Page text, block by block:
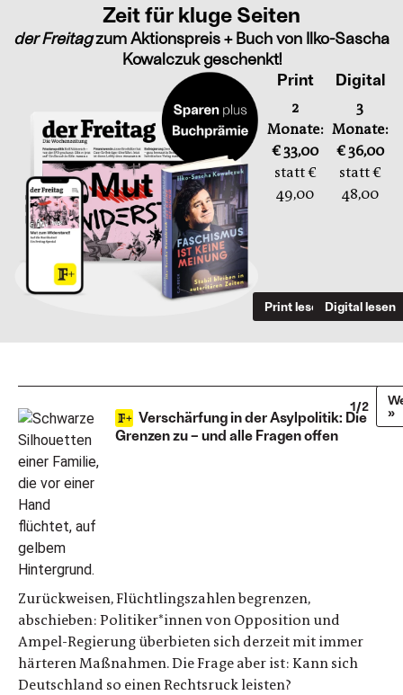
Zeit für kluge Seiten
der Freitagzum Aktionspreis + Buch von Ilko-Sascha
Kowalczuk geschenkt!
Print
2
Monate:
€ 33,00
statt €
49,00
Print lesen
Digital
3
Monate:
€ 36,00
statt €
48,00
Digital lesen
Verschärfung in der Asylpolitik: Die
Grenzen zu – und alle Fragen offen
Zurückweisen, Flüchtlingszahlen begrenzen,
abschieben: Politiker*innen von Opposition und
Ampel-Regierung überbieten sich derzeit mit immer
härteren Maßnahmen. Die Frage aber ist: Kann sich
Deutschland so einen Rechtsruck leisten?
1/2
»